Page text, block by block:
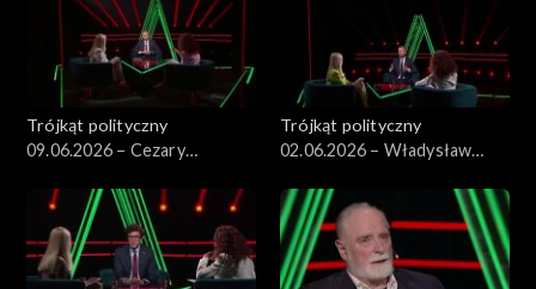
Trójkąt polityczny
09.06.2026 – Cezary
Trójkąt polityczny
02.06.2026 – Władysław